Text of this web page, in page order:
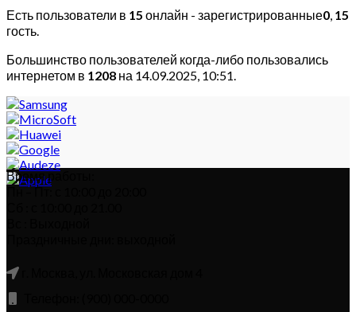
Есть пользователи в 15 онлайн - зарегистрированные0, 15
гость.
Большинство пользователей когда-либо пользовались
интернетом в 1208 на 14.09.2025, 10:51.
Время работы:
Пн – Пт: с 10:00 до 20:00